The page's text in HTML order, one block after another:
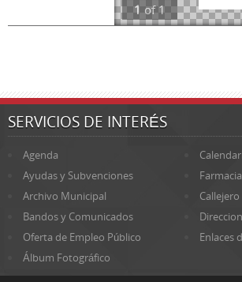
1 of 1
SERVICIOS DE INTERÉS
Agenda
Ayudas y Subvenciones
Archivo Municipal
Callejero
Bandos y Comunicados
Oferta de Empleo Público
Enlaces
Álbum Fotográfico